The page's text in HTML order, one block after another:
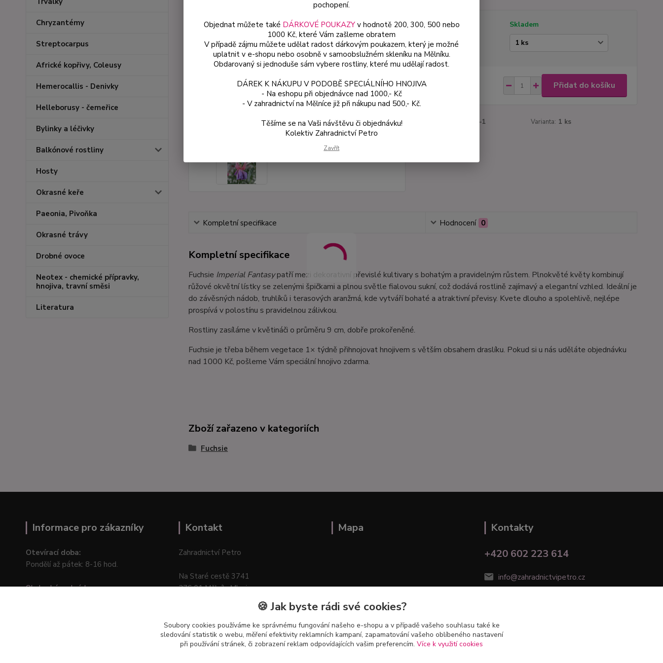
Chryzantémy
Streptocarpus
Africké kopřivy, Coleusy
Hemerocallis - Denivky
Helleborusy - čemeřice
Bylinky a léčivky
Balkónové rostliny
Hosty
Okrasné keře
Paeonia, Pivoňka
Okrasné trávy
Drobné ovoce
Neotex - chemické přípravky,
hnojiva, travní směsi
Literatura
Dostupnost
Skladem
Varianta
Přidat do košíku
843-1 Varianta: 1 ks
Kompletní specifikace Hodnocení 0
Kompletní specifikace
Fuchsie Imperial Fantasypatří mezi dekorativní převislé kultivary s bohatým a pravidelným růstem. Plnokvěté květy kombinují
růžové okvětní lístky se zelenými špičkami a plnou světle fialovou sukní, což dodává rostlině zajímavý a elegantní vzhled. Ideální je
do závěsných nádob, truhlíků i terasových aranžmá, kde vytváří bohaté a atraktivní převisy. Kvete dlouho a spolehlivě, nejlépe
prospívá v polostínu s pravidelnou zálivkou.
Rostliny zasíláme v květináči o průměru 9 cm, dobře prokořeněné.
Fuchsie je třeba během vegetace 1× týdně přihnojovat hnojivem s větším obsahem draslíku. Pokud si u nás uděláte objednávku
nad 1000 Kč, pošleme Vám speciální hnojivo zdarma.
Zboží zařazeno v kategoriích
Fuchsie
Informace pro zákazníky
Otevírací doba:
Pondělí až pátek: 8-16 hod.
Obchodní podmínky
Kontakt
Zahradnictví Petro
Na Staré cestě 3741
276 01 Mělník–Mlazice
Mapa
Kontakty
+420 602 223 614
info@zahradnictvipetro.cz
pochopení.
Objednat můžete také DÁRKOVÉ POUKAZYv hodnotě 200, 300, 500 nebo
1000 Kč, které Vám zašleme obratem
V případě zájmu můžete udělat radost dárkovým poukazem, který je možné
uplatnit v e-shopu nebo osobně v samoobslužném skleníku na Mělníku.
Obdarovaný si jednoduše sám vybere rostliny, které mu udělají radost.
DÁREK K NÁKUPU V PODOBĚ SPECIÁLNÍHO HNOJIVA
- Na eshopu při objednávce nad 1000,- Kč
- V zahradnictví na Mělníce již při nákupu nad 500,- Kč.
Těšíme se na Vaši návštěvu či objednávku!
Kolektiv Zahradnictví Petro
Zavřít
🍪 Jak byste rádi své cookies?
Soubory cookies používáme ke správnému fungování našeho e-shopu a v případě vašeho souhlasu také ke
sledování statistik o webu, měření efektivity reklamních kampaní, zapamatování vašeho oblíbeného nastavení
při používání stránek, či zobrazení reklam odpovídajících vašim preferencím. Více k využití cookies